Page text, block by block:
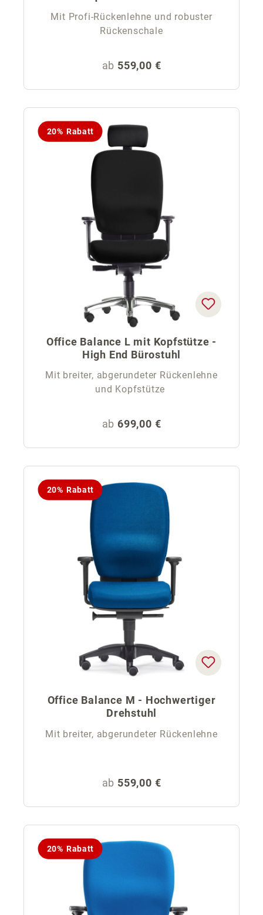
Mit Profi-Rückenlehne und robuster
Rückenschale
Regulärer Preis:
ab 559,00 €
20% Rabatt
Office Balance L mit Kopfstütze -
High End Bürostuhl
Mit breiter, abgerundeter Rückenlehne
und Kopfstütze
Regulärer Preis:
ab 699,00 €
20% Rabatt
Office Balance M - Hochwertiger
Drehstuhl
Mit breiter, abgerundeter Rückenlehne
Regulärer Preis:
ab 559,00 €
20% Rabatt